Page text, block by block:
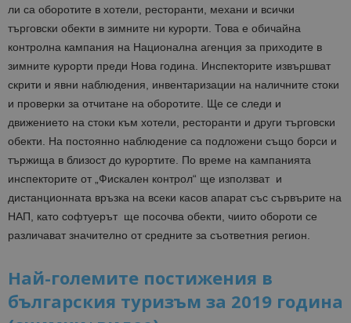
ли са оборотите в хотели, ресторанти, механи и всички
търговски обекти в зимните ни курорти. Това е обичайна
контролна кампания на Национална агенция за приходите в
зимните курорти преди Нова година. Инспекторите извършват
скрити и явни наблюдения, инвентаризации на наличните стоки
и проверки за отчитане на оборотите. Ще се следи и
движението на стоки към хотели, ресторанти и други търговски
обекти. На постоянно наблюдение са подложени също борси и
тържища в близост до курортите. По време на кампанията
инспекторите от „Фискален контрол“ ще използват и
дистанционната връзка на всеки касов апарат със сървърите на
НАП, като софтуерът ще посочва обекти, чиито обороти се
различават значително от средните за съответния регион.
Най-големите постижения в
българския туризъм за 2019 година